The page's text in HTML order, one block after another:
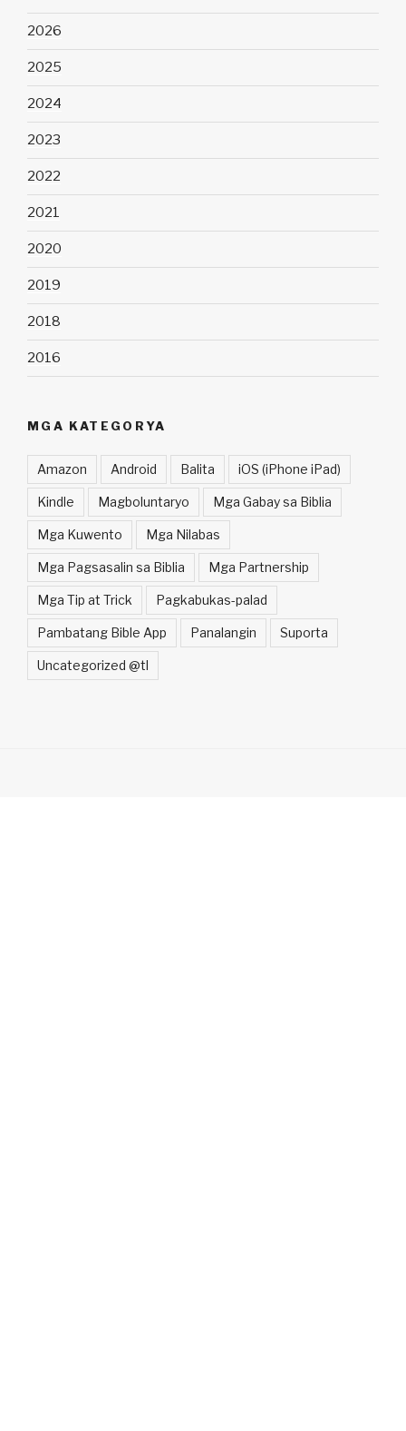
2026
2025
2024
2023
2022
2021
2020
2019
2018
2016
MGA KATEGORYA
Amazon Android Balita iOS (iPhone iPad)
Kindle Magboluntaryo Mga Gabay sa Biblia
Mga Kuwento Mga Nilabas
Mga Pagsasalin sa Biblia Mga Partnership
Mga Tip at Trick Pagkabukas-palad
Pambatang Bible App Panalangin Suporta
Uncategorized @tl